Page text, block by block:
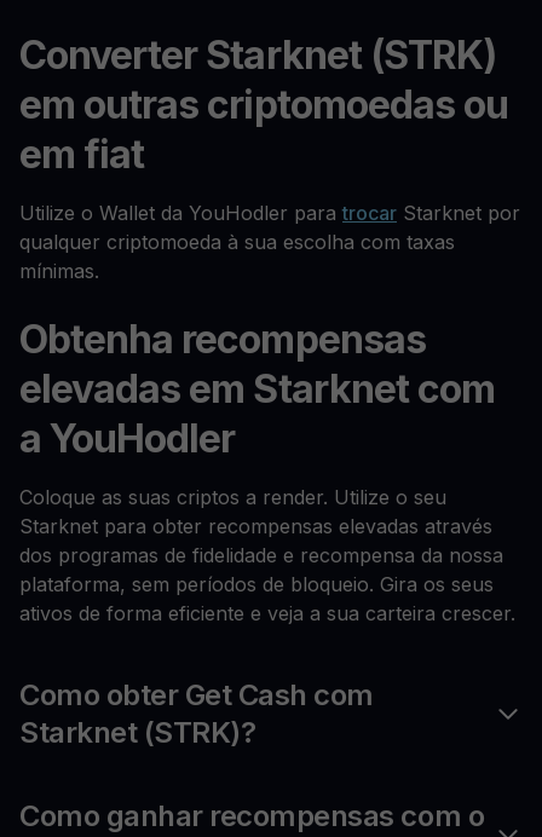
Converter Starknet (STRK)
em outras criptomoedas ou
em fiat
Utilize o Wallet da YouHodler paratrocar Starknet por
qualquer criptomoeda à sua escolha com taxas
mínimas.
Obtenha recompensas
elevadas em Starknet com
a YouHodler
Coloque as suas criptos a render. Utilize o seu
Starknet para obter recompensas elevadas através
dos programas de fidelidade e recompensa da nossa
plataforma, sem períodos de bloqueio. Gira os seus
ativos de forma eficiente e veja a sua carteira crescer.
Como obter Get Cash com
Starknet (STRK)?
Como ganhar recompensas com o